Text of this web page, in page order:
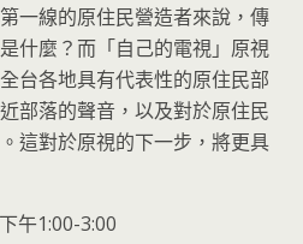
一線的原住民營造者來說，傳
什麼？而「自己的電視」原視
台各地具有代表性的原住民部
部落的聲音，以及對於原住民
這對於原視的下一步，將更具
午1:00-3:00